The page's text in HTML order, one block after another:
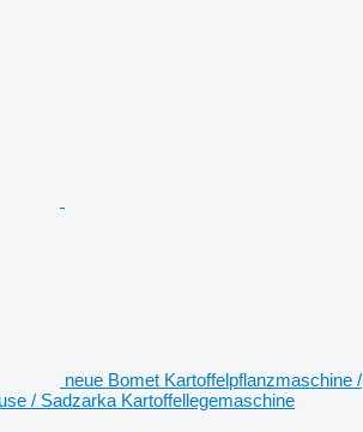
neue Bomet Kartoffelpflanzmaschine /
/ Sadzarka Kartoffellegemaschine